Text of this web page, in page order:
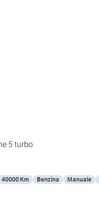
5 turbo
40000 Km Benzina Manuale